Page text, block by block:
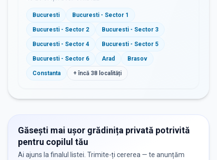
Bucuresti Bucuresti - Sector 1
Bucuresti - Sector 2 Bucuresti - Sector 3
Bucuresti - Sector 4 Bucuresti - Sector 5
Bucuresti - Sector 6 Arad Brasov
Constanta + încă 38 localități
Găsești mai ușor grădinița privată potrivită
pentru copilul tău
Ai ajuns la finalul listei. Trimite-ți cererea — te anunțăm